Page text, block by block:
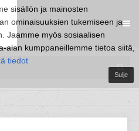
sisällön ja mainosten
ominaisuuksien tukemiseen ja
Jaamme myös sosiaalisen
alan kumppaneillemme tietoa siitä,
tiedot
Sulje